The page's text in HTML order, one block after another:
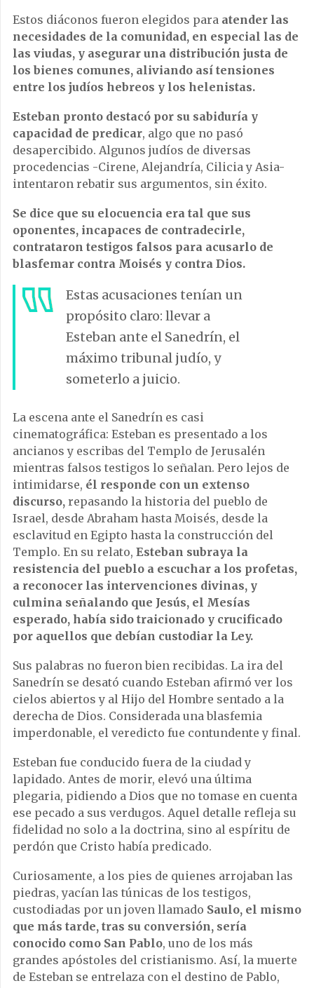
Estos diáconos fueron elegidos para atender las
necesidades de la comunidad, en especial las de
las viudas, y asegurar una distribución justa de
los bienes comunes, aliviando así tensiones
entre los judíos hebreos y los helenistas.
Esteban pronto destacó por su sabiduría y
capacidad de predicar, algo que no pasó
desapercibido. Algunos judíos de diversas
procedencias -Cirene, Alejandría, Cilicia y Asia-
intentaron rebatir sus argumentos, sin éxito.
Se dice que su elocuencia era tal que sus
oponentes, incapaces de contradecirle,
contrataron testigos falsos para acusarlo de
blasfemar contra Moisés y contra Dios.
Estas acusaciones tenían un
propósito claro: llevar a
Esteban ante el Sanedrín, el
máximo tribunal judío, y
someterlo a juicio.
La escena ante el Sanedrín es casi
cinematográfica: Esteban es presentado a los
ancianos y escribas del Templo de Jerusalén
mientras falsos testigos lo señalan. Pero lejos de
intimidarse, él responde con un extenso
discurso, repasando la historia del pueblo de
Israel, desde Abraham hasta Moisés, desde la
esclavitud en Egipto hasta la construcción del
Templo. En su relato, Esteban subraya la
resistencia del pueblo a escuchar a los profetas,
a reconocer las intervenciones divinas, y
culmina señalando que Jesús, el Mesías
esperado, había sido traicionado y crucificado
por aquellos que debían custodiar la Ley.
Sus palabras no fueron bien recibidas. La ira del
Sanedrín se desató cuando Esteban afirmó ver los
cielos abiertos y al Hijo del Hombre sentado a la
derecha de Dios. Considerada una blasfemia
imperdonable, el veredicto fue contundente y final.
Esteban fue conducido fuera de la ciudad y
lapidado. Antes de morir, elevó una última
plegaria, pidiendo a Dios que no tomase en cuenta
ese pecado a sus verdugos. Aquel detalle refleja su
fidelidad no solo a la doctrina, sino al espíritu de
perdón que Cristo había predicado.
Curiosamente, a los pies de quienes arrojaban las
piedras, yacían las túnicas de los testigos,
custodiadas por un joven llamado Saulo, el mismo
que más tarde, tras su conversión, sería
conocido como San Pablo, uno de los más
grandes apóstoles del cristianismo. Así, la muerte
de Esteban se entrelaza con el destino de Pablo,